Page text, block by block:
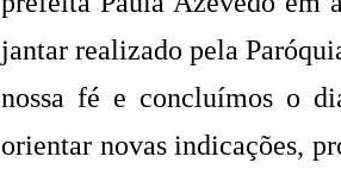
jantar realizado pela
nossa fé e concluímos o
orientar novas indicações,